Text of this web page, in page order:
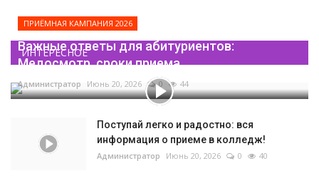
ИНТЕРЕСНОЕ
ПРИЁМНАЯ КАМПАНИЯ 2026
Важные ответы для абитуриентов:
Медосмотр, сроки приема...
Администратор Июнь 20, 2026 0 44
Поступай легко и радостно: вся
информация о приеме в колледж!
Администратор Июнь 20, 2026 0 40